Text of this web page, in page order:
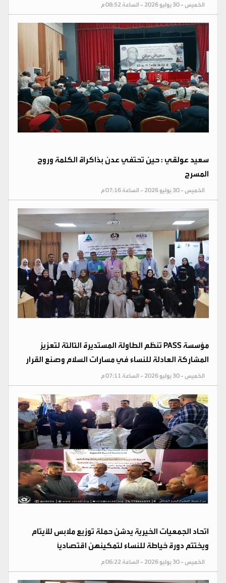
الخميس - 30 يوليو 2026 - الساعة 08:52 م
سعيد عولقي : حين تحتفي عدن بذاكراة الكلمة وروح
المسرح
الخميس - 30 يوليو 2026 - الساعة 07:16 م
مؤسسة PASS تنظم الطاولة المستديرة الثالثة لتعزيز
المشاركة العادلة للنساء في مسارات السلام وصنع القرار
الخميس - 30 يوليو 2026 - الساعة 07:11 م
اتحاد الجمعيات الخيرية يدشن حملة توزيع ملابس للأيتام
ويختتم دورة خياطة للنساء لتمكينهن اقتصادياً
الخميس - 30 يوليو 2026 - الساعة 06:22 م